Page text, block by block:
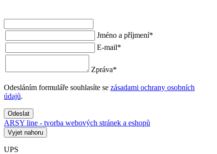
Jméno a příjmení*
E-mail*
Zpráva*
Odesláním formuláře souhlasíte se zásadami ochrany osobních
údajů.
Odeslat
ARSY line - tvorba webových stránek a eshopů
Vyjet nahoru
UPS